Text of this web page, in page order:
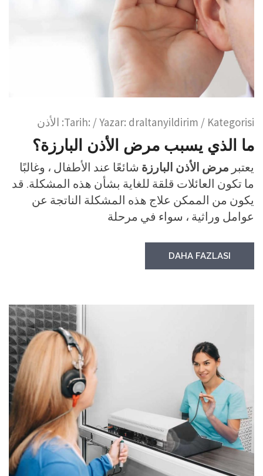
Tarih: / Yazar: draltanyildirim / Kategorisi: الأذن
ما الذي يسبب مرض الأذن البارزة؟
يعتبر مرض الأذن البارزة شائعًا عند الأطفال ، وغالبًا
ما تكون العائلات قلقة للغاية بشأن هذه المشكلة. قد
يكون من الممكن علاج هذه المشكلة الناتجة عن
عوامل وراثية ، سواء في مرحلة
DAHA FAZLASI